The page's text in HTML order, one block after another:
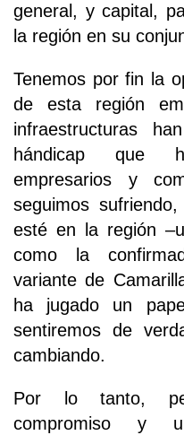
general, y capital,
la región en su
Tenemos por fin la
de esta región
infraestructuras
hándicap que
empresarios y
seguimos
esté en la región
como la
variante de
ha jugado un
sentiremos de
cambiando.
Por lo tanto,
compromiso y